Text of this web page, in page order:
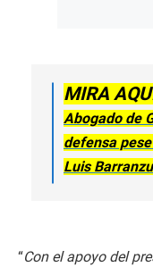
MIRA
Abogado de
defensa
Luis
“Con el apoyo del